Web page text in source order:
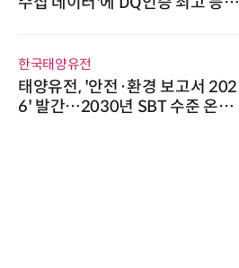
한국태양유전
태양유전, '안전·환경 보고서 202
6' 발간…2030년 SBT 수준 온실